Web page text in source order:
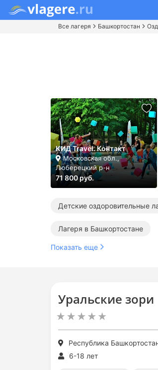
Все лагеря Башкортостан
Уральские зори
Республика
6-18 лет
КИД Travel. Контакт
Московская обл.,
Люберецкий р-н
71 800 руб.
Детские оздоровительные
Лагеря в Башкортостане
Показать еще